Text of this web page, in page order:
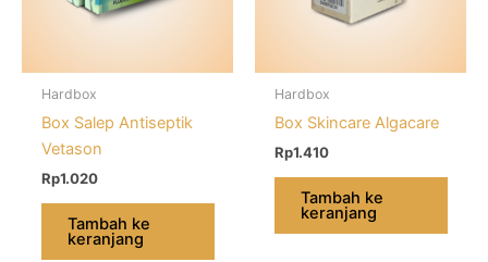
Hardbox
Box Salep Antiseptik
Vetason
Rp1.020
Tambah ke
keranjang
Hardbox
Box Skincare Algacare
Rp1.410
Tambah ke
keranjang